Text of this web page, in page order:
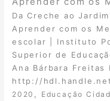
Da Creche ao
Aprender com os
escolar | Instituto
Superior de
Ana Bárbara Freitas
http://
2020 , Educação